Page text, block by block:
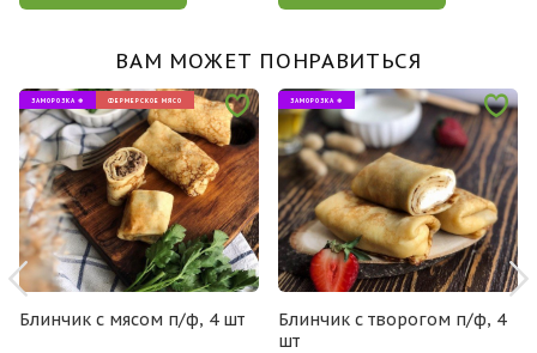
ВАМ МОЖЕТ ПОНРАВИТЬСЯ
ЗАМОРОЗКА ❄ ФЕРМЕРСКОЕ МЯСО
Блинчик с мясом п/ф, 4 шт
ЗАМОРОЗКА ❄
Блинчик с творогом п/ф, 4
шт